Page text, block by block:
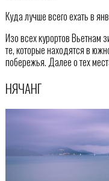
Куда лучше всего ехать в
Изо всех курортов Вьетнам
те, которые находятся в
побережья. Далее о тех
НЯЧАНГ